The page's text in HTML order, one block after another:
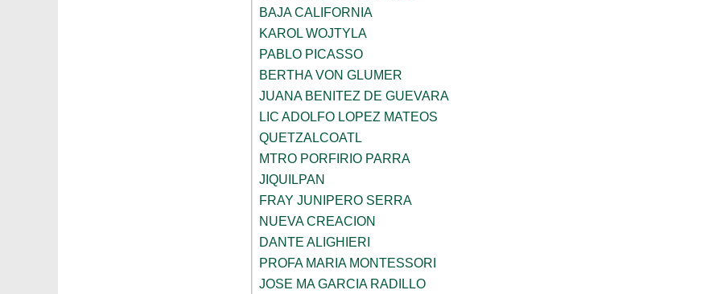
BAJA CALIFORNIA
KAROL WOJTYLA
PABLO PICASSO
BERTHA VON GLUMER
JUANA BENITEZ DE GUEVARA
LIC ADOLFO LOPEZ MATEOS
QUETZALCOATL
MTRO PORFIRIO PARRA
JIQUILPAN
FRAY JUNIPERO SERRA
NUEVA CREACION
DANTE ALIGHIERI
PROFA MARIA MONTESSORI
JOSE MA GARCIA RADILLO